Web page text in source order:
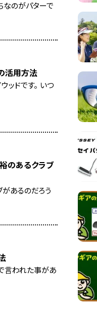
なのがパターで
活用方法
ッドです。 いつ
裕のあるクラブ
あるのだろう
言われた事があ